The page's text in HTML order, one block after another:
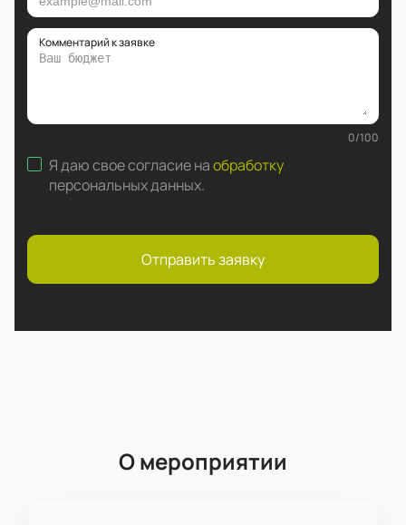
Комментарий к заявке
0/100
Я даю свое согласие наобработку
персональных данных.
Отправить заявку
О мероприятии